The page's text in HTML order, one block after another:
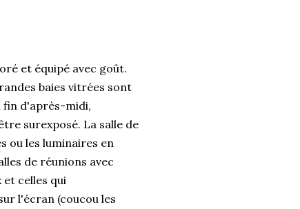
et équipé avec goût.
baies vitrées sont
fin d'après-midi,
surexposé. La salle de
ou les luminaires en
de réunions avec
celles qui
l'écran (coucou les